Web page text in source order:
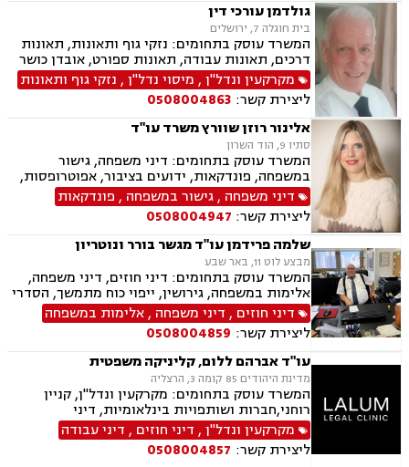
גולדמן עורכי דין
בית חוגלה 7, ירושלים
המשרד עוסק בתחומים: נזקי גוף ותאונות, תאונות
דרכים, תאונות עבודה, תאונות ספורט, אובדן כושר
עבודה, תאונות עקב רשלנות, תביעות ביטוח ונזקי
רכוש, ביטוח לאומי, רשלנות רפואית, מקרקעין
ונדל"ן, אזרחות זרה ודרכון זר, דיני חוזים, דיני
ספורט, לשון הרע, ירושות וצוואות, מיסוי נדל"ן.
מקרקעין ונדל"ן, מיסוי נדל"ן, נזקי גוף ותאונות
ליצירת קשר: 0508004863
אלינור רוזן שוורץ משרד עו"ד
סתיו 9, הוד השרון
המשרד עוסק בתחומים: דיני משפחה, גישור
במשפחה, פונדקאות, ידועים בציבור, אפוטרופסות,
פונדקאות חו"ל גיאורגיה, גירושין, הורות חד מינית,
חלוקת רכוש, מעמד אישי, תיאום הורי, חטיפת ילדים,
זמני שהות, ניכור הורי, עסקאות במתנה, ייפוי כוח
מתמשך, ירושות וצוואות.
דיני משפחה ,גישור במשפחה , פונדקאות
ליצירת קשר: 0508004947
שלמה פרידמן עו"ד מגשר בורר ונוטריון
מבצע לוט 11, באר שבע
המשרד עוסק בתחומים: דיני חוזים, דיני משפחה,
אלימות במשפחה, גירושין, ייפוי כוח מתמשך, הסדרי
ראיה, מזונות, ירושות וצוואות, הסכמי ממון, גישור
במשפחה, חדלות פירעון, דיני עבודה, זכויות נשים
בהריון, עסקאות מכר דירה
דיני חוזים , דיני משפחה ,אלימות במשפחה
ליצירת קשר: 0508004859
עו"ד אברהם ללום, קליניקה משפטית
מדינת היהודים 85 קומה 3, הרצליה
המשרד עוסק בתחומים: מקרקעין ונדל"ן, קניין
רוחני,חברות ושותפויות בינלאומיות, דיני
חברות,מיסוי בינלאומי ותכנון מס,בינה מלאכותית
(AI) וטכנולוגיה,יישוב סכסוכים ,ביטחון וניהול
משברים,,ייעוץ רגולטורי וחקיקה
מקרקעין ונדל"ן, דיני חוזים , דיני עבודה
ליצירת קשר: 0508004857